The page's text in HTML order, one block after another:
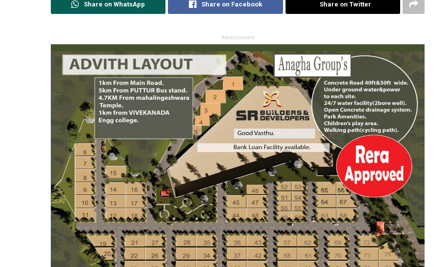
Share on WhatsApp Share on Facebook Share on Twitter
Advertisement